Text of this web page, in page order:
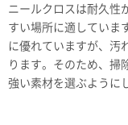
ニールクロスは耐久性
すい場所に適していま
に優れていますが、汚
ります。そのため、掃
強い素材を選ぶように